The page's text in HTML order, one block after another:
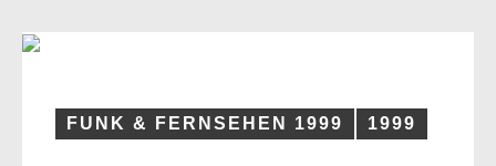
FUNK & FERNSEHEN 1999 1999